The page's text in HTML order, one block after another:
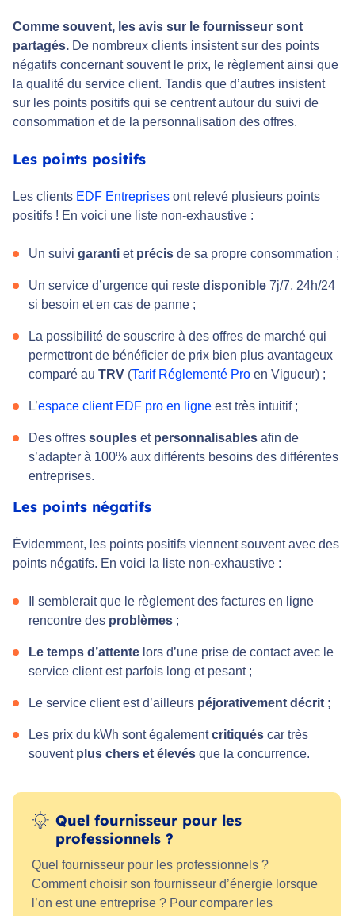
Comme souvent, les avis sur le fournisseur sont
partagés. De nombreux clients insistent sur des points
négatifs concernant souvent le prix, le règlement ainsi que
la qualité du service client. Tandis que d’autres insistent
sur les points positifs qui se centrent autour du suivi de
consommation et de la personnalisation des offres.
Les points positifs
Les clients EDF Entreprises ont relevé plusieurs points
positifs ! En voici une liste non-exhaustive :
Un suivi garanti et précis de sa propre consommation ;
Un service d’urgence qui reste disponible 7j/7, 24h/24
si besoin et en cas de panne ;
La possibilité de souscrire à des offres de marché qui
permettront de bénéficier de prix bien plus avantageux
comparé au TRV (Tarif Réglementé Pro en Vigueur) ;
L’espace client EDF pro en ligne est très intuitif ;
Des offres souples et personnalisables afin de
s’adapter à 100% aux différents besoins des différentes
entreprises.
Les points négatifs
Évidemment, les points positifs viennent souvent avec des
points négatifs. En voici la liste non-exhaustive :
Il semblerait que le règlement des factures en ligne
rencontre des problèmes ;
Le temps d’attente lors d’une prise de contact avec le
service client est parfois long et pesant ;
Le service client est d’ailleurs péjorativement décrit ;
Les prix du kWh sont égalementcritiqués car très
souvent plus chers et élevés que la concurrence.
Quel fournisseur pour les
professionnels ?
Quel fournisseur pour les professionnels ?
Comment choisir son fournisseur d’énergie lorsque
l’on est une entreprise ? Pour comparer les